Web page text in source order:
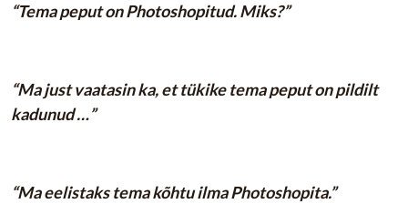
“Tema peput on Photoshopitud. Miks?”
“Ma just vaatasin ka, et tükike tema peput on pildilt
kadunud …”
“Ma eelistaks tema kõhtu ilma Photoshopita.”